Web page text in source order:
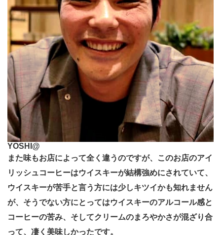
YOSHI@
また味もお店によって全く違うのですが、このお店のアイ
リッシュコーヒーはウイスキーが結構強めにされていて、
ウイスキーが苦手と言う方には少しキツイかも知れません
が、そうでない方にとってはウイスキーのアルコール感と
コーヒーの苦み、そしてクリームのまろやかさが混ざり合
って、凄く美味しかったです。